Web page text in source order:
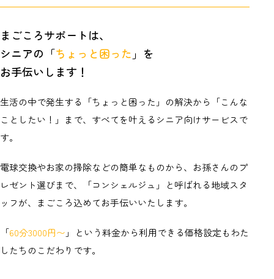
まごころサポートは、
シニアの「ちょっと困った 」を
お手伝いします！
生活の中で発生する「ちょっと困った」の解決から「こんな
ことしたい！」まで、すべてを叶えるシニア向けサービスで
す。
電球交換やお家の掃除などの簡単なものから、 お孫さんのプ
レゼント選びまで、「コンシェルジュ」と呼ばれる地域スタ
ッフが、まごころ込めてお手伝いいたします。
「60分3000円〜 」という料金から利用できる価格設定もわた
したちのこだわりです。